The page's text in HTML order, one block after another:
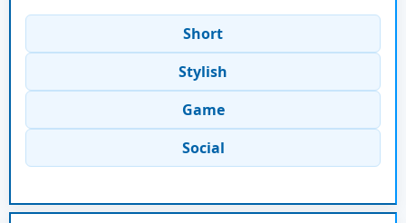
Short
Stylish
Game
Social